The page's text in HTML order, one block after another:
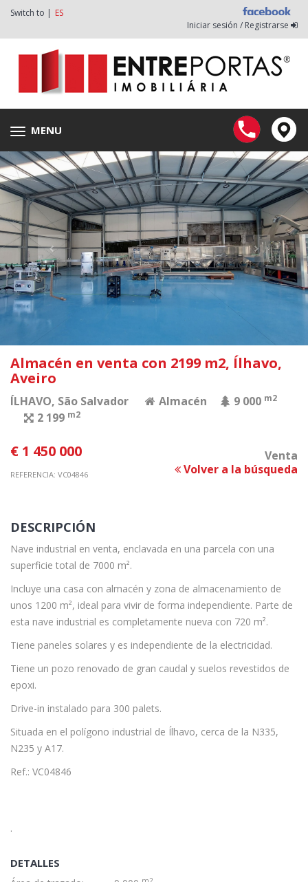
Switch to | ES
Iniciar sesión / Registrarse
Toggle
navigation
MENU
Almacén en venta con 2199 m2, Ílhavo,
Aveiro
ÍLHAVO, São Salvador Almacén 9 000 m2
2 199 m2
€ 1 450 000 Venta
REFERENCIA: VC04846 Volver a la búsqueda
DESCRIPCIÓN
Nave industrial en venta, enclavada en una parcela con una
superficie total de 7000 m².
Incluye una casa con almacén y zona de almacenamiento de
unos 1200 m², ideal para vivir de forma independiente. Parte de
esta nave industrial es completamente nueva con 720 m².
Tiene paneles solares y es independiente de la electricidad.
Tiene un pozo renovado de gran caudal y suelos revestidos de
epoxi.
Drive-in instalado para 300 palets.
Situada en el polígono industrial de Ílhavo, cerca de la N335,
N235 y A17.
Ref.: VC04846
.
DETALLES